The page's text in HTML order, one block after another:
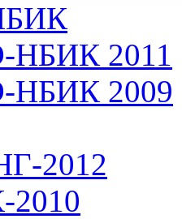
НБИК 2011
НБИК 2009
2012